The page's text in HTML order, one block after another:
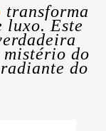
transforma
luxo. Este
do
do